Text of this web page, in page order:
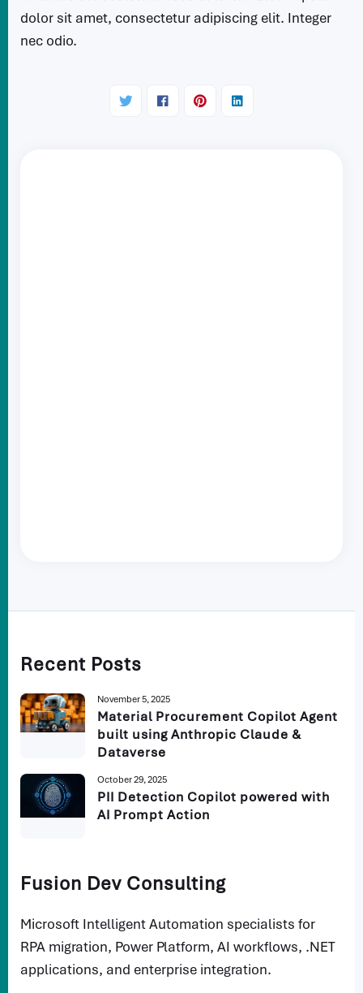
dolor sit amet, consectetur adipiscing elit. Integer
nec odio.
Recent Posts
November 5, 2025
Material Procurement Copilot Agent
built using Anthropic Claude &
Dataverse
October 29, 2025
PII Detection Copilot powered with
AI Prompt Action
Fusion Dev Consulting
Microsoft Intelligent Automation specialists for
RPA migration, Power Platform, AI workflows, .NET
applications, and enterprise integration.